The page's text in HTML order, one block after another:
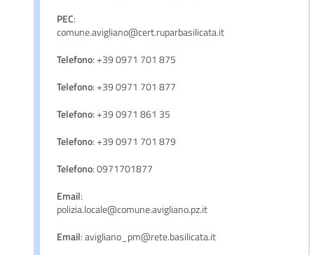
PEC:
comune.avigliano@cert.ruparbasilicata.it
Telefono: +39 0971 701 875
Telefono: +39 0971 701 877
Telefono: +39 0971 861 35
Telefono: +39 0971 701 879
Telefono: 0971701877
Email:
polizia.locale@comune.avigliano.pz.it
Email: avigliano_pm@rete.basilicata.it